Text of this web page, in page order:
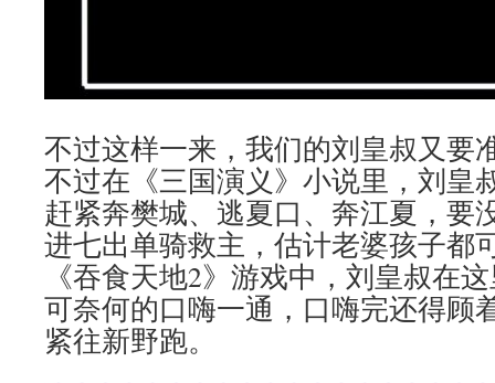
不过这样一来，我们的刘皇叔又要
不过在《三国演义》小说里，刘皇
赶紧奔樊城、逃夏口、奔江夏，要
进七出单骑救主，估计老婆孩子都
《吞食天地2》游戏中，刘皇叔在
可奈何的口嗨一通，口嗨完还得顾
紧往新野跑。